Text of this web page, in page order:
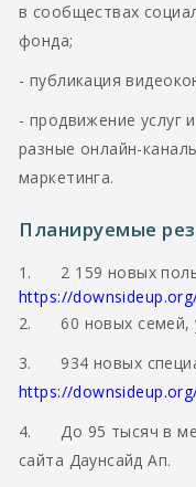
в сообществах
фонда;
- публикация
- продвижение услуг
разные онлайн-
маркетинга.
Планируемые
1. 2 159 новых
https://
2. 60 новых семей,
3. 934 новых
https://
4. До 95 тысяч в
сайта Даунсайд Ап.